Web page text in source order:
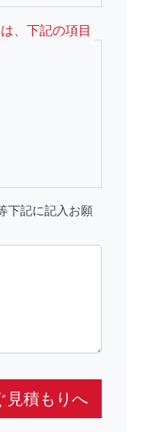
、下記の項目
下記に記入お願
見積もりへ